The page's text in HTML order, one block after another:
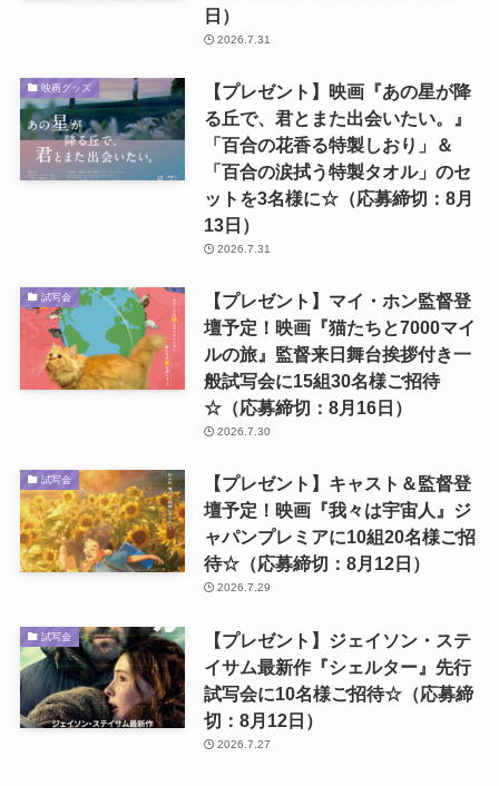
日）
2026.7.31
映画グッズ
【プレゼント】映画『あの星が降
る丘で、君とまた出会いたい。』
「百合の花香る特製しおり」＆
「百合の涙拭う特製タオル」のセ
ットを3名様に☆（応募締切：8月
13日）
2026.7.31
試写会
【プレゼント】マイ・ホン監督登
壇予定！映画『猫たちと7000マイ
ルの旅』監督来日舞台挨拶付き一
般試写会に15組30名様ご招待
☆（応募締切：8月16日）
2026.7.30
試写会
【プレゼント】キャスト＆監督登
壇予定！映画『我々は宇宙人』ジ
ャパンプレミアに10組20名様ご招
待☆（応募締切：8月12日）
2026.7.29
試写会
【プレゼント】ジェイソン・ステ
イサム最新作『シェルター』先行
試写会に10名様ご招待☆（応募締
切：8月12日）
2026.7.27